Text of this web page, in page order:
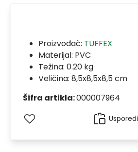
Proizvođač: TUFFEX
Materijal: PVC
Težina: 0.20 kg
Veličina: 8,5x8,5x8,5 cm
Šifra artikla:000007964
Usporedi